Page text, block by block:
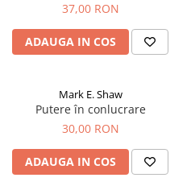
37,00 RON
ADAUGA IN COS
Mark E. Shaw
Putere în conlucrare
30,00 RON
ADAUGA IN COS